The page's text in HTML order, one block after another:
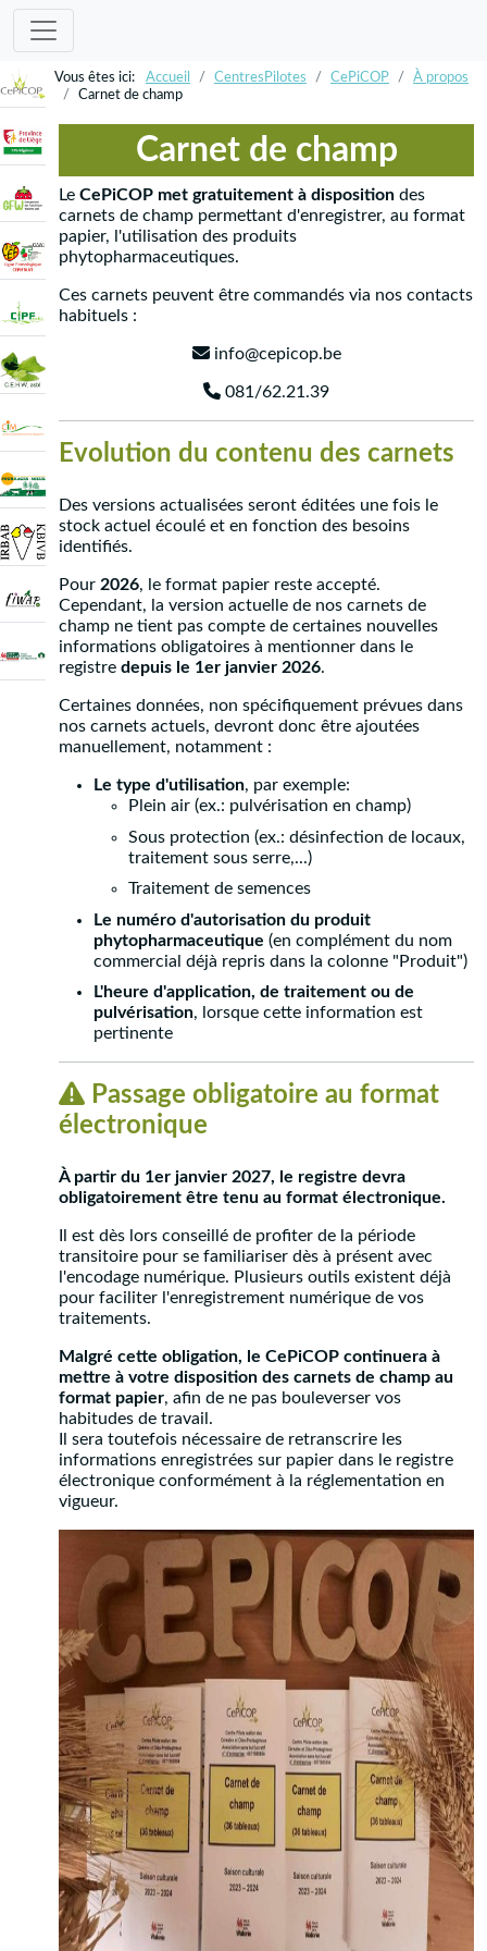
Accueil CentresPilotes CePiCOP
À propos
Carnet de champ
Carnet de champ
Le CePiCOP met gratuitement à disposition des
carnets de champ permettant d'enregistrer, au format
papier, l'utilisation des produits
phytopharmaceutiques.
Ces carnets peuvent être commandés via nos contacts
habituels :
info@cepicop.be
081/62.21.39
Evolution du contenu des carnets
Des versions actualisées seront éditées une fois le
stock actuel écoulé et en fonction des besoins
identifiés.
Pour 2026, le format papier reste accepté.
Cependant, la version actuelle de nos carnets de
champ ne tient pas compte de certaines nouvelles
informations obligatoires à mentionner dans le
registre depuis le 1er janvier 2026.
Certaines données, non spécifiquement prévues dans
nos carnets actuels, devront donc être ajoutées
manuellement, notamment :
Le type d'utilisation, par exemple:
Plein air (ex.: pulvérisation en champ)
Sous protection (ex.: désinfection de locaux,
traitement sous serre,...)
Traitement de semences
Le numéro d'autorisation du produit
phytopharmaceutique (en complément du nom
commercial déjà repris dans la colonne "Produit")
L'heure d'application, de traitement ou de
pulvérisation, lorsque cette information est
pertinente
Passage obligatoire au format
électronique
À partir du 1er janvier 2027, le registre devra
obligatoirement être tenu au format électronique.
Il est dès lors conseillé de profiter de la période
transitoire pour se familiariser dès à présent avec
l'encodage numérique. Plusieurs outils existent déjà
pour faciliter l'enregistrement numérique de vos
traitements.
Malgré cette obligation, le CePiCOP continuera à
mettre à votre disposition des carnets de champ au
format papier, afin de ne pas bouleverser vos
habitudes de travail.
Il sera toutefois nécessaire de retranscrire les
informations enregistrées sur papier dans le registre
électronique conformément à la réglementation en
vigueur.